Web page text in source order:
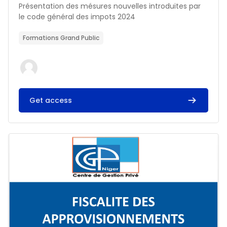
Résumé du cours :
Présentation des mésures nouvelles introduites par
le code général des impots 2024
Formations Grand Public
Get access
Image du cours FISCALITE DES APPROVISIONNEMENTS